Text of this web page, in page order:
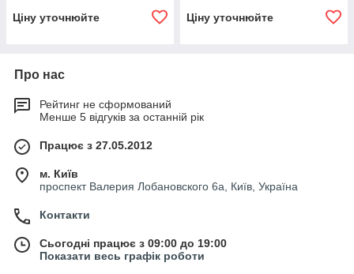
Ціну уточнюйте Ціну уточнюйте
Про нас
Рейтинг не сформований
Менше 5 відгуків за останній рік
Працює з 27.05.2012
м. Київ
проспект Валерия Лобановского 6а, Київ, Україна
Контакти
Сьогодні працює з 09:00 до 19:00
Показати весь графік роботи